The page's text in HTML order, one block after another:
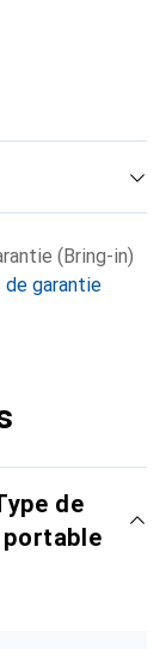
(Bring-in)
de garantie
de